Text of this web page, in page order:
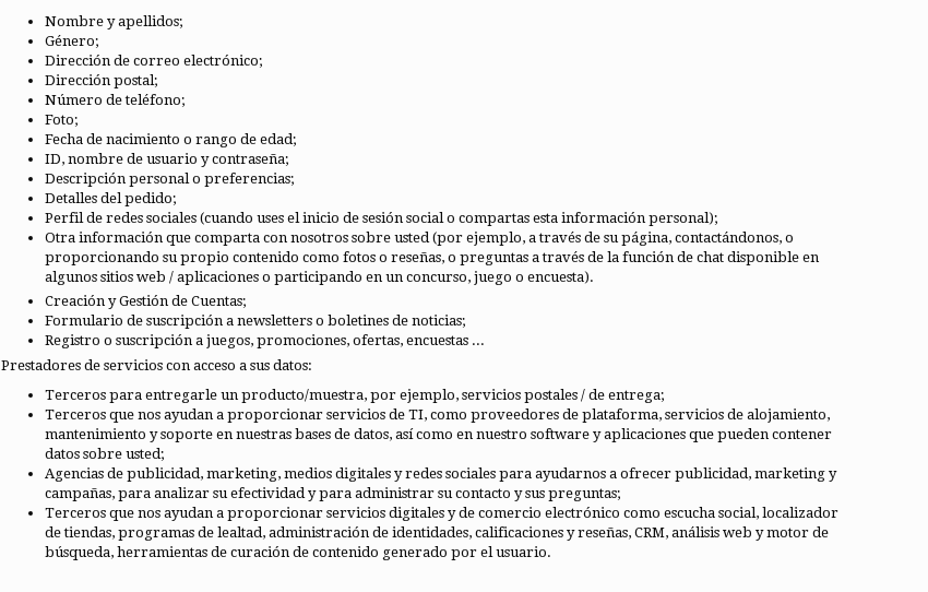
Nombre y apellidos;
Género;
Dirección de correo electrónico;
Dirección postal;
Número de teléfono;
Foto;
Fecha de nacimiento o rango de edad;
ID, nombre de usuario y contraseña;
Descripción personal o preferencias;
Detalles del pedido;
Perfil de redes sociales (cuando uses el inicio de sesión social o compartas esta información personal);
Otra información que comparta con nosotros sobre usted (por ejemplo, a través de su página, contactándonos, o
proporcionando su propio contenido como fotos o reseñas, o preguntas a través de la función de chat disponible en
algunos sitios web / aplicaciones o participando en un concurso, juego o encuesta).
Creación y Gestión de Cuentas;
Formulario de suscripción a newsletters o boletines de noticias;
Registro o suscripción a juegos, promociones, ofertas, encuestas ...
Prestadores de servicios con acceso a sus datos:
Terceros para entregarle un producto/muestra, por ejemplo, servicios postales / de entrega;
Terceros que nos ayudan a proporcionar servicios de TI, como proveedores de plataforma, servicios de alojamiento,
mantenimiento y soporte en nuestras bases de datos, así como en nuestro software y aplicaciones que pueden contener
datos sobre usted;
Agencias de publicidad, marketing, medios digitales y redes sociales para ayudarnos a ofrecer publicidad, marketing y
campañas, para analizar su efectividad y para administrar su contacto y sus preguntas;
Terceros que nos ayudan a proporcionar servicios digitales y de comercio electrónico como escucha social, localizador
de tiendas, programas de lealtad, administración de identidades, calificaciones y reseñas, CRM, análisis web y motor de
búsqueda, herramientas de curación de contenido generado por el usuario.